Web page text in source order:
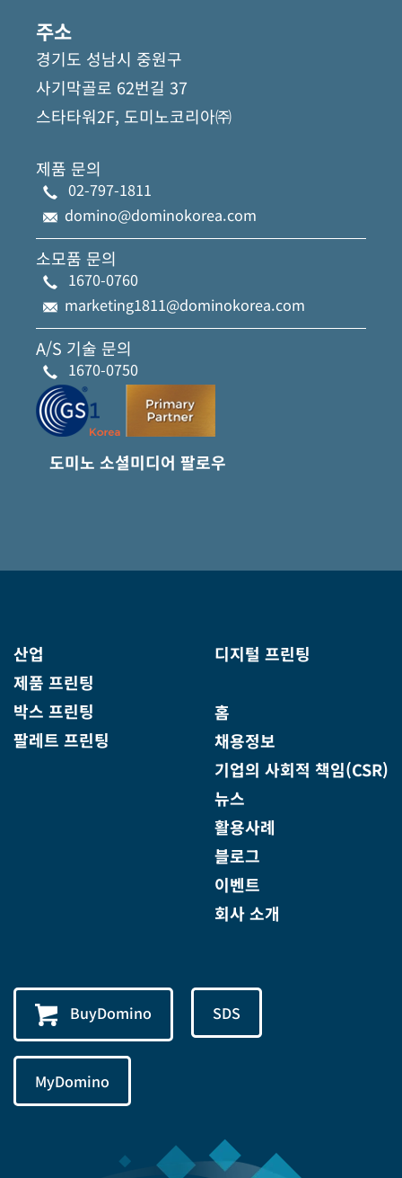
주소
경기도 성남시 중원구
사기막골로 62번길 37
스타타워2F, 도미노코리아㈜
제품 문의
02-797-1811
domino@dominokorea.com
소모품 문의
1670-0760
marketing1811@dominokorea.com
A/S 기술 문의
1670-0750
도미노 소셜미디어 팔로우
산업
제품 프린팅
박스 프린팅
팔레트 프린팅
디지털 프린팅
홈
채용정보
기업의 사회적 책임(CSR)
뉴스
활용사례
블로그
이벤트
회사 소개
BuyDomino SDS
MyDomino